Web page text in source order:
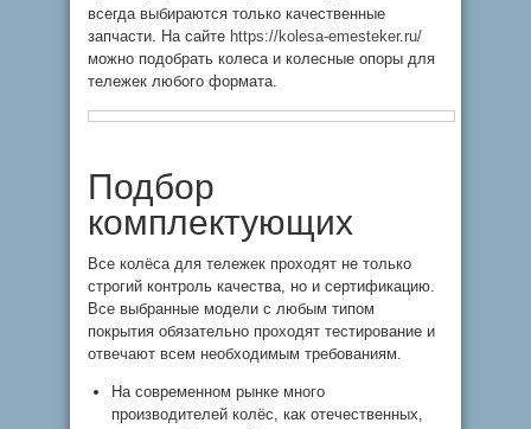
всегда выбираются только качественные
запчасти. На сайте https://kolesa-emesteker.ru/
можно подобрать колеса и колесные опоры для
тележек любого формата.
Подбор
комплектующих
Все колёса для тележек проходят не только
строгий контроль качества, но и сертификацию.
Все выбранные модели с любым типом
покрытия обязательно проходят тестирование и
отвечают всем необходимым требованиям.
На современном рынке много
производителей колёс, как отечественных,